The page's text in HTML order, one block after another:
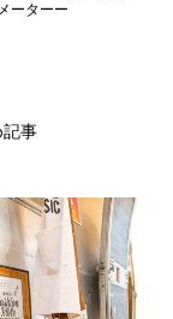
ーターー
記事